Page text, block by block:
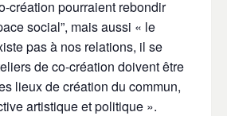
création pourraient rebondir
social”, mais aussi « le
pas à nos relations, il se
de co-création doivent être
lieux de création du commun,
artistique et politique ».